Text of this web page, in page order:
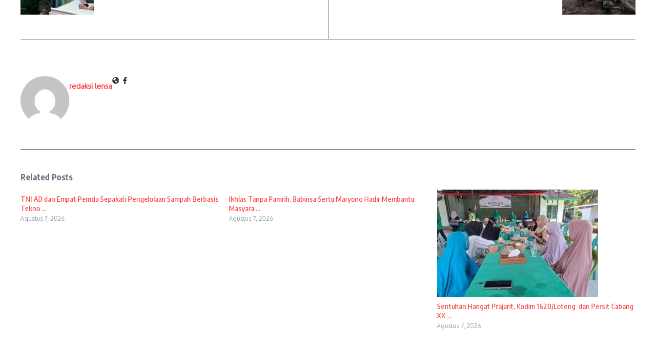
redaksi lensa
Related Posts
TNI AD dan Empat Pemda Sepakati Pengelolaan Sampah Berbasis
Tekno ...
Agustus 7, 2026
Ikhlas Tanpa Pamrih, Babinsa Sertu Maryono Hadir Membantu
Masyara ...
Agustus 7, 2026
Sentuhan Hangat Prajurit, Kodim 1620/Loteng dan Persit Cabang
XX ...
Agustus 7, 2026